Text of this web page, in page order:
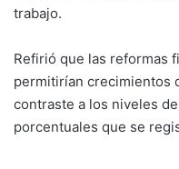
trabajo.
Refirió que las reformas
permitirían crecimientos
contraste a los niveles
porcentuales que se